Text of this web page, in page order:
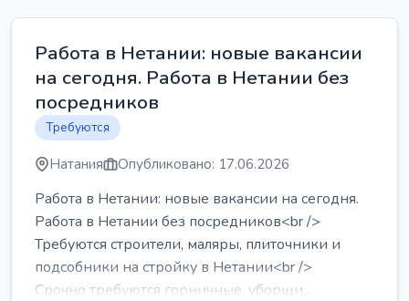
Работа в Нетании: новые вакансии
на сегодня. Работа в Нетании без
посредников
Требуются
Натания Опубликовано: 17.06.2026
Работа в Нетании: новые вакансии на сегодня.
Работа в Нетании без посредников<br />
Требуются строители, маляры, плиточники и
подсобники на стройку в Нетании<br />
Срочно требуются горничные, уборщи...